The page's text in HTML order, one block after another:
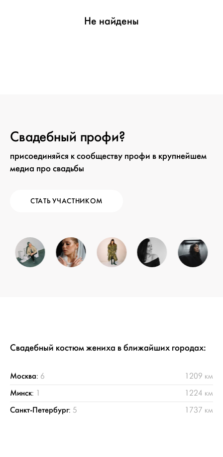
Не найдены
Свадебный профи?
присоединяйся к сообществу профи в крупнейшем
медиа про свадьбы
СТАТЬ УЧАСТНИКОМ
Свадебный костюм жениха в ближайших городах:
Москва: 6 1209 км
Минск: 1 1224 км
Санкт-Петербург: 5 1737 км